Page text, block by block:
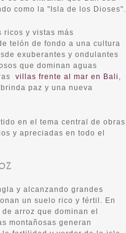
como la "Isla de los Dioses".
ricos y vistas más
telón de fondo a una cultura
exuberantes y ondulantes
que dominan aguas
villas frente al mar en Bali ,
paz y una nueva
en el tema central de obras
y apreciadas en todo el
y alcanzando grandes
un suelo rico y fértil. En
arroz que dominan el
montañosas generan